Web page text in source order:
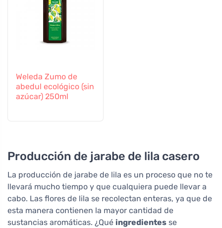
Weleda Zumo de
abedul ecológico (sin
azúcar) 250ml
Producción de jarabe de lila casero
La producción de jarabe de lila es un proceso que no te
llevará mucho tiempo y que cualquiera puede llevar a
cabo. Las flores de lila se recolectan enteras, ya que de
esta manera contienen la mayor cantidad de
sustancias aromáticas. ¿Qué ingredientes se